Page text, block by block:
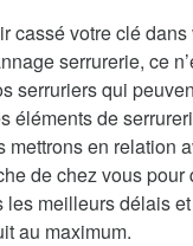
cassé votre clé dans
serrurerie, ce
serruriers qui
éléments de
mettrons en relation
de chez vous pour
meilleurs délais
au maximum.